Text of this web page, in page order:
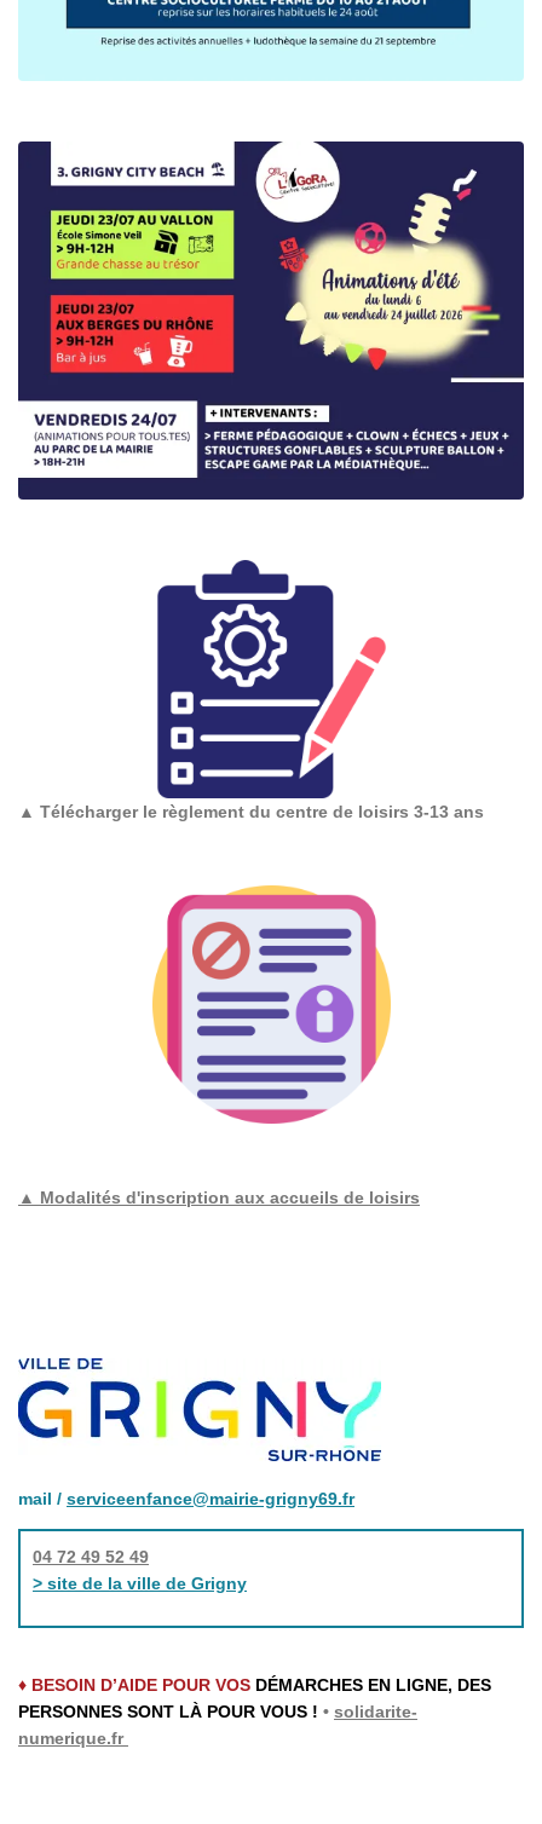
▲ Télécharger le règlement du centre de loisirs 3-13 ans
▲ Modalités d'inscription aux accueils de loisirs
mail / serviceenfance@mairie-grigny69.fr
04 72 49 52 49
> site de la ville de Grigny
♦ BESOIN D’AIDE POUR VOS DÉMARCHES EN LIGNE, DES
PERSONNES SONT LÀ POUR VOUS ! • solidarite-
numerique.fr